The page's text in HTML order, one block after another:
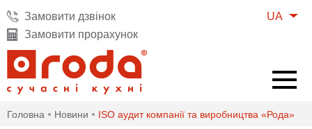
UA
Замовити дзвінок
Замовити прорахунок
Головна Новини ISO аудит компанії та виробництва «Рода»